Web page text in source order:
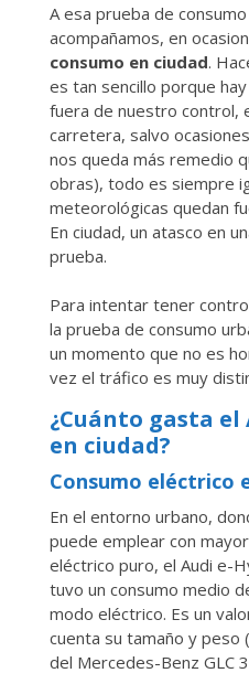
A esa prueba de
acompañamos, en
consumo en ciudad.
es tan sencillo porque
fuera de nuestro control,
carretera, salvo
nos queda más remedio
obras), todo es siempre
meteorológicas quedan
En ciudad, un atasco en
prueba.
Para intentar tener
la prueba de consumo
un momento que no es
vez el tráfico es muy
¿Cuánto gasta el
en ciudad?
Consumo eléctrico
En el entorno urbano,
puede emplear con
eléctrico puro, el Audi e-
tuvo un consumo medio
modo eléctrico. Es un
cuenta su tamaño y peso
del Mercedes-Benz GLC